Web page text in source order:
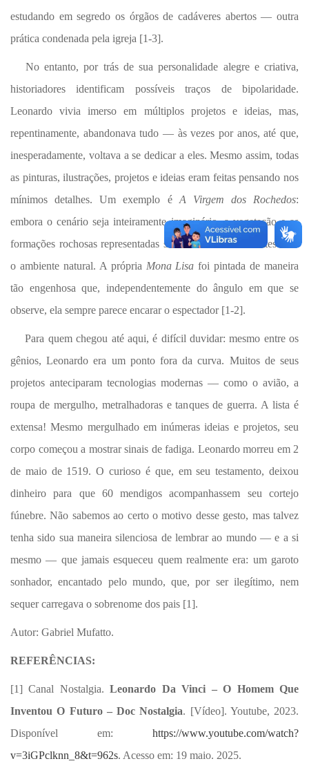
estudando em segredo os órgãos de cadáveres abertos — outra
prática condenada pela igreja [1-3].
No entanto, por trás de sua personalidade alegre e criativa,
historiadores identificam possíveis traços de bipolaridade.
Leonardo vivia imerso em múltiplos projetos e ideias, mas,
repentinamente, abandonava tudo — às vezes por anos, até que,
inesperadamente, voltava a se dedicar a eles. Mesmo assim, todas
as pinturas, ilustrações, projetos e ideias eram feitas pensando nos
mínimos detalhes. Um exemplo éA Virgem dos Rochedos:
embora o cenário seja inteiramente imaginário, a vegetação e as
formações rochosas representadas são fielmente condizentes com
o ambiente natural. A própria Mona Lisafoi pintada de maneira
tão engenhosa que, independentemente do ângulo em que se
observe, ela sempre parece encarar o espectador [1-2].
Para quem chegou até aqui, é difícil duvidar: mesmo entre os
gênios, Leonardo era um ponto fora da curva. Muitos de seus
projetos anteciparam tecnologias modernas — como o avião, a
roupa de mergulho, metralhadoras e tanques de guerra. A lista é
extensa! Mesmo mergulhado em inúmeras ideias e projetos, seu
corpo começou a mostrar sinais de fadiga. Leonardo morreu em 2
de maio de 1519. O curioso é que, em seu testamento, deixou
dinheiro para que 60 mendigos acompanhassem seu cortejo
fúnebre. Não sabemos ao certo o motivo desse gesto, mas talvez
tenha sido sua maneira silenciosa de lembrar ao mundo — e a si
mesmo — que jamais esqueceu quem realmente era: um garoto
sonhador, encantado pelo mundo, que, por ser ilegítimo, nem
sequer carregava o sobrenome dos pais [1].
Autor: Gabriel Mufatto.
REFERÊNCIAS:
[1] Canal Nostalgia.Leonardo Da Vinci – O Homem Que
Inventou O Futuro – Doc Nostalgia. [Vídeo]. Youtube, 2023.
Disponível em: https://www.youtube.com/watch?
v=3iGPclknn_8&t=962s. Acesso em: 19 maio. 2025.